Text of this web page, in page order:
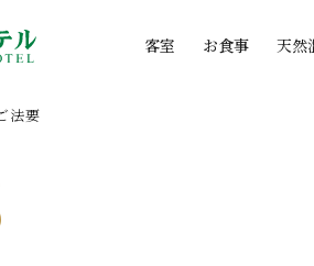
客室 お食事 天然
法要